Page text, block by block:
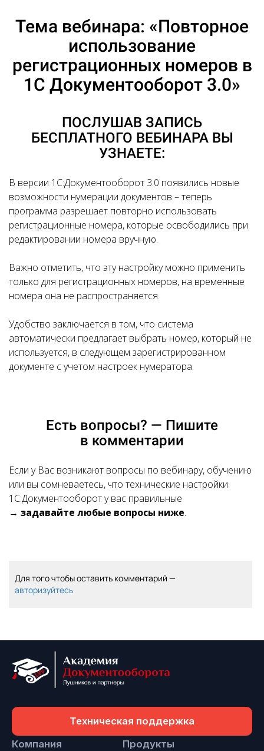
Тема вебинара: «Повторное
использование
регистрационных номеров в
1С Документооборот 3.0»
ПОСЛУШАВ ЗАПИСЬ
БЕСПЛАТНОГО ВЕБИНАРА ВЫ
УЗНАЕТЕ:
В версии 1С:Документооборот 3.0 появились новые
возможности нумерации документов – теперь
программа разрешает повторно использовать
регистрационные номера, которые освободились при
редактировании номера вручную.
Важно отметить, что эту настройку можно применить
только для регистрационных номеров, на временные
номера она не распространяется.
Удобство заключается в том, что система
автоматически предлагает выбрать номер, который не
используется, в следующем зарегистрированном
документе с учетом настроек нумератора.
Есть вопросы? — Пишите
в комментарии
Если у Вас возникают вопросы по вебинару, обучению
или вы сомневаетесь, что технические настройки
1С:Документооборот у вас правильные
→ задавайте любые вопросы ниже.
Для того чтобы оставить комментарий —
авторизуйтесь
Техническая поддержка
Компания
Продукты